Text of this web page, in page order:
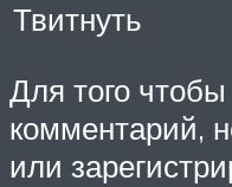
Твитнуть
Для того чтобы
комментарий,
или